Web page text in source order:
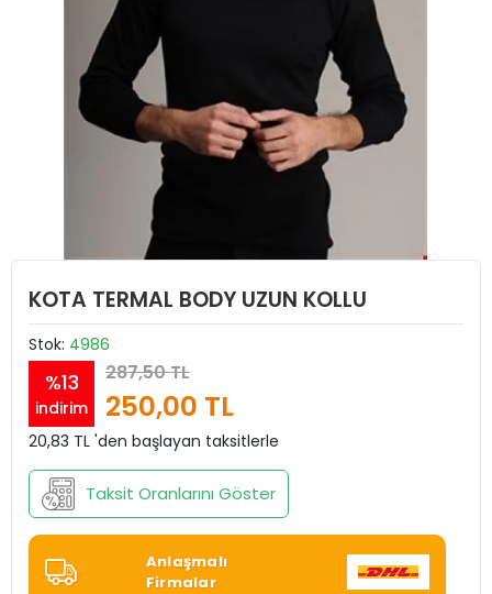
KOTA TERMAL BODY UZUN KOLLU
Stok: 4986
%13
indirim
287,50 TL
250,00 TL
20,83 TL 'den başlayan taksitlerle
Taksit Oranlarını Göster
Anlaşmalı
Firmalar